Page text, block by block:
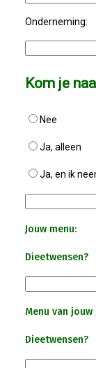
ALV
Onderneming:
Kom je
Nee
Ja, alleen
Ja, en ik
Jouw menu:
Dieetwensen?
Menu van jouw
Dieetwensen?